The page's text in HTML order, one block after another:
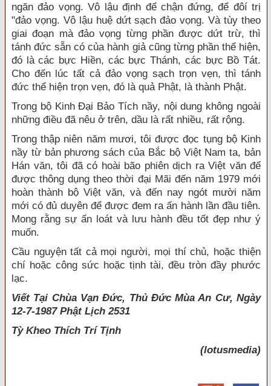
ngăn đảo vọng. Vô lậu định để chận đứng, để đôí trị
"đảo vọng. Vô lậu huệ dứt sạch đảo vọng. Và tùy theo
giai đoạn mà đảo vọng từng phần được dứt trừ, thì
tánh đức sẵn có của hành giả cũng từng phần thể hiện,
đó là các bực Hiền, các bực Thánh, các bực Bồ Tát.
Cho đến lúc tất cả đảo vọng sạch trọn vẹn, thì tánh
đức thể hiện trọn vẹn, đó là quả Phật, là thành Phật.
Trong bộ Kinh Đại Bảo Tích nầy, nội dung không ngoài
những điều đã nêu ở trên, dầu là rất nhiều, rất rộng.
Trong thập niên năm mươi, tôi được đọc tụng bộ Kinh
nầy từ bản phương sách của Bắc bộ Việt Nam ta, bản
Hán văn, tôi đã có hoài bão phiên dịch ra Việt văn để
được thông dụng theo thời đại Mãi đến năm 1979 mới
hoàn thành bộ Việt văn, và đến nay ngót mười năm
mới có đủ duyên để được đem ra ấn hành lần đầu tiên.
Mong rằng sự ấn loát và lưu hành đều tốt đẹp như ý
muốn.
Cầu nguyện tất cả mọi người, mọi thí chủ, hoặc thiện
chí hoặc công sức hoặc tịnh tài, đều tròn đầy phước
lạc.
Viết Tại Chùa Vạn Đức, Thủ Đức Mùa An Cư, Ngày
12-7-1987 Phật Lịch 2531
Tỳ Kheo Thích Trí Tịnh
(lotusmedia)